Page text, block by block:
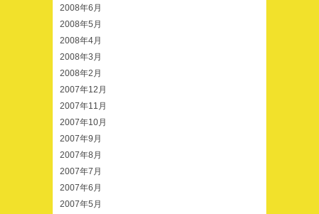
2008年6月
2008年5月
2008年4月
2008年3月
2008年2月
2007年12月
2007年11月
2007年10月
2007年9月
2007年8月
2007年7月
2007年6月
2007年5月